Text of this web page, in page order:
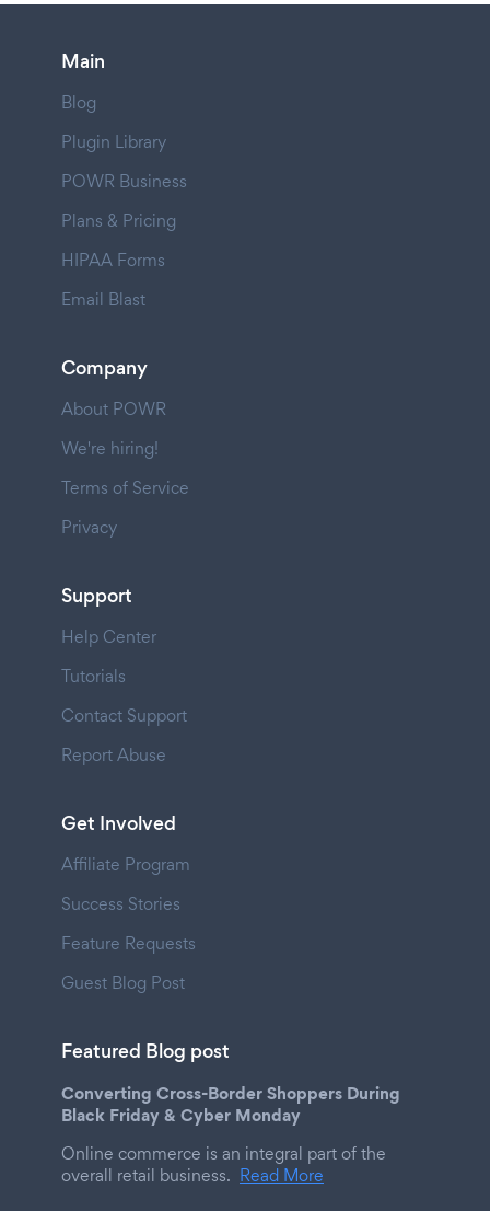
Main
Blog
Plugin Library
POWR Business
Plans & Pricing
HIPAA Forms
Email Blast
Company
About POWR
We're hiring!
Terms of Service
Privacy
Support
Help Center
Tutorials
Contact Support
Report Abuse
Get Involved
Affiliate Program
Success Stories
Feature Requests
Guest Blog Post
Featured Blog post
Converting Cross-Border Shoppers During
Black Friday & Cyber Monday
Online commerce is an integral part of the
overall retail business. Read More